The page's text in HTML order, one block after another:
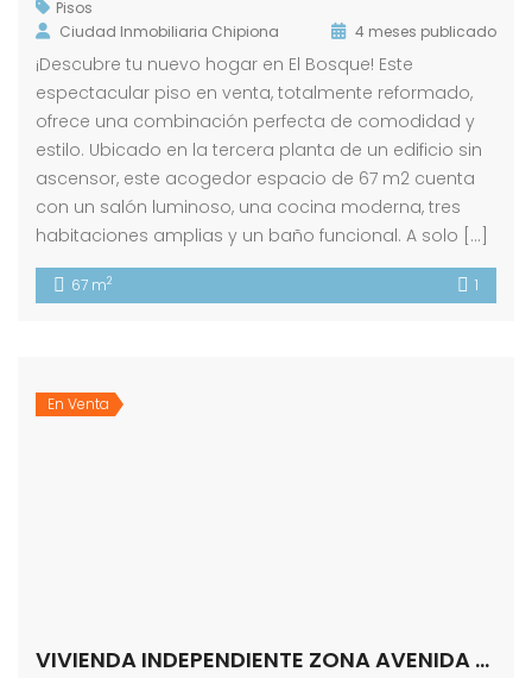
Pisos
Ciudad Inmobiliaria Chipiona
4 meses publicado
¡Descubre tu nuevo hogar en El Bosque! Este
espectacular piso en venta, totalmente reformado,
ofrece una combinación perfecta de comodidad y
estilo. Ubicado en la tercera planta de un edificio sin
ascensor, este acogedor espacio de 67 m2 cuenta
con un salón luminoso, una cocina moderna, tres
habitaciones amplias y un baño funcional. A solo […]
67 m2 1
En Venta
VIVIENDA INDEPENDIENTE ZONA AVENIDA DE ROTA- CHIPIONA